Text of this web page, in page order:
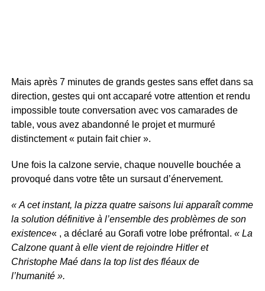
Mais après 7 minutes de grands gestes sans effet dans sa
direction, gestes qui ont accaparé votre attention et rendu
impossible toute conversation avec vos camarades de
table, vous avez abandonné le projet et murmuré
distinctement « putain fait chier ».
Une fois la calzone servie, chaque nouvelle bouchée a
provoqué dans votre tête un sursaut d’énervement.
« A cet instant, la pizza quatre saisons lui apparaît comme
la solution définitive à l’ensemble des problèmes de son
existence« , a déclaré au Gorafi votre lobe préfrontal. « La
Calzone quant à elle vient de rejoindre Hitler et
Christophe Maé dans la top list des fléaux de
l’humanité ».